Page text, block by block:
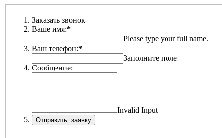
Заказать звонок
Ваше имя:*
Please type your full name.
Ваш телефон:*
Заполните поле
Сообщение:
Invalid Input